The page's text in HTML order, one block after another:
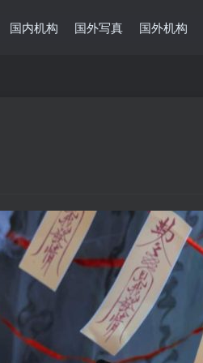
国内机构 国外写真 国外机构